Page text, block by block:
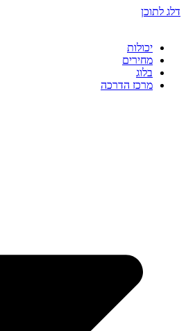
דלג לתוכן
יכולות
מחירים
בלוג
מרכז הדרכה